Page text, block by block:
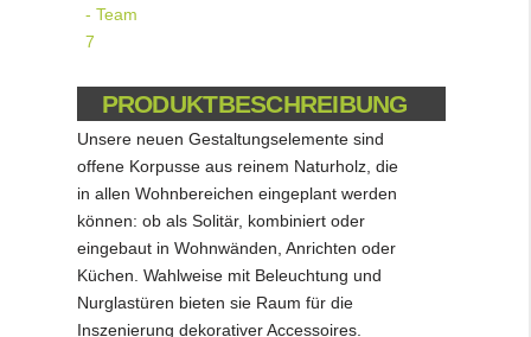
PRODUKTBESCHREIBUNG
Unsere neuen Gestaltungselemente sind
offene Korpusse aus reinem Naturholz, die
in allen Wohnbereichen eingeplant werden
können: ob als Solitär, kombiniert oder
eingebaut in Wohnwänden, Anrichten oder
Küchen. Wahlweise mit Beleuchtung und
Nurglastüren bieten sie Raum für die
Inszenierung dekorativer Accessoires.